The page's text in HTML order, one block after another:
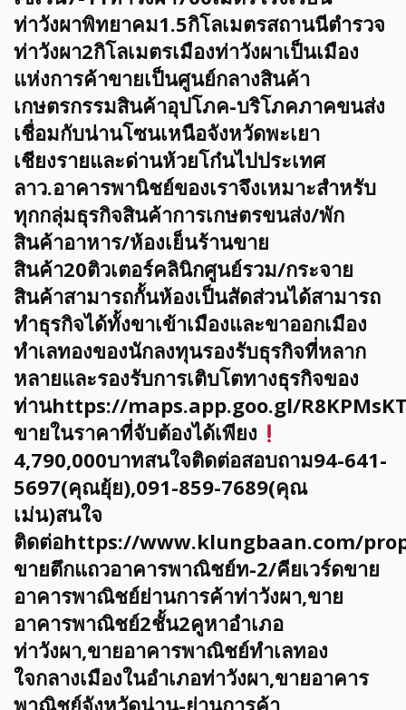
ท่าวังผาพิทยาคม1.5กิโลเมตรสถานนีตำรวจ
ท่าวังผา2กิโลเมตรเมืองท่าวังผาเป็นเมือง
แห่งการค้าขายเป็นศูนย์กลางสินค้า
เกษตรกรรมสินค้าอุปโภค-บริโภคภาคขนส่ง
เชื่อมกับน่านโซนเหนือจังหวัดพะเยา
เชียงรายและด่านห้วยโก๋นไปประเทศ
ลาว.อาคารพานิชย์ของเราจึงเหมาะสำหรับ
ทุกกลุ่มธุรกิจสินค้าการเกษตรขนส่ง/พัก
สินค้าอาหาร/ห้องเย็นร้านขาย
สินค้า20ติวเตอร์คลินิกศูนย์รวม/กระจาย
สินค้าสามารถกั้นห้องเป็นสัดส่วนได้สามารถ
ทำธุรกิจได้ทั้งขาเข้าเมืองและขาออกเมือง
ทำเลทองของนักลงทุนรองรับธุรกิจที่หลาก
หลายและรองรับการเติบโตทางธุรกิจของ
ท่านhttps://maps.app.goo.gl/
ขายในราคาที่จับต้องได้เพียง
4,790,000บาทสนใจติดต่อสอบถาม94-641-
5697(คุณยุ้ย),091-859-7689(คุณ
เม่น)สนใจ
ติดต่อhttps://www.klungbaan.com/
ขายตึกแถวอาคารพาณิชย์ท-2/คียเวร์ดขาย
อาคารพาณิชย์ย่านการค้าท่าวังผา,ขาย
อาคารพาณิชย์2ชั้น2คูหาอำเภอ
ท่าวังผา,ขายอาคารพาณิชย์ทำเลทอง
ใจกลางเมืองในอำเภอท่าวังผา,ขายอาคาร